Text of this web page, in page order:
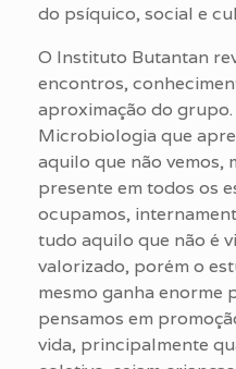
do psíquico, social e
O Instituto Butantan
encontros,
aproximação do
Microbiologia que
aquilo que não vemos,
presente em todos os
ocupamos,
tudo aquilo que não é
valorizado, porém o
mesmo ganha enorme
pensamos em
vida, principalmente